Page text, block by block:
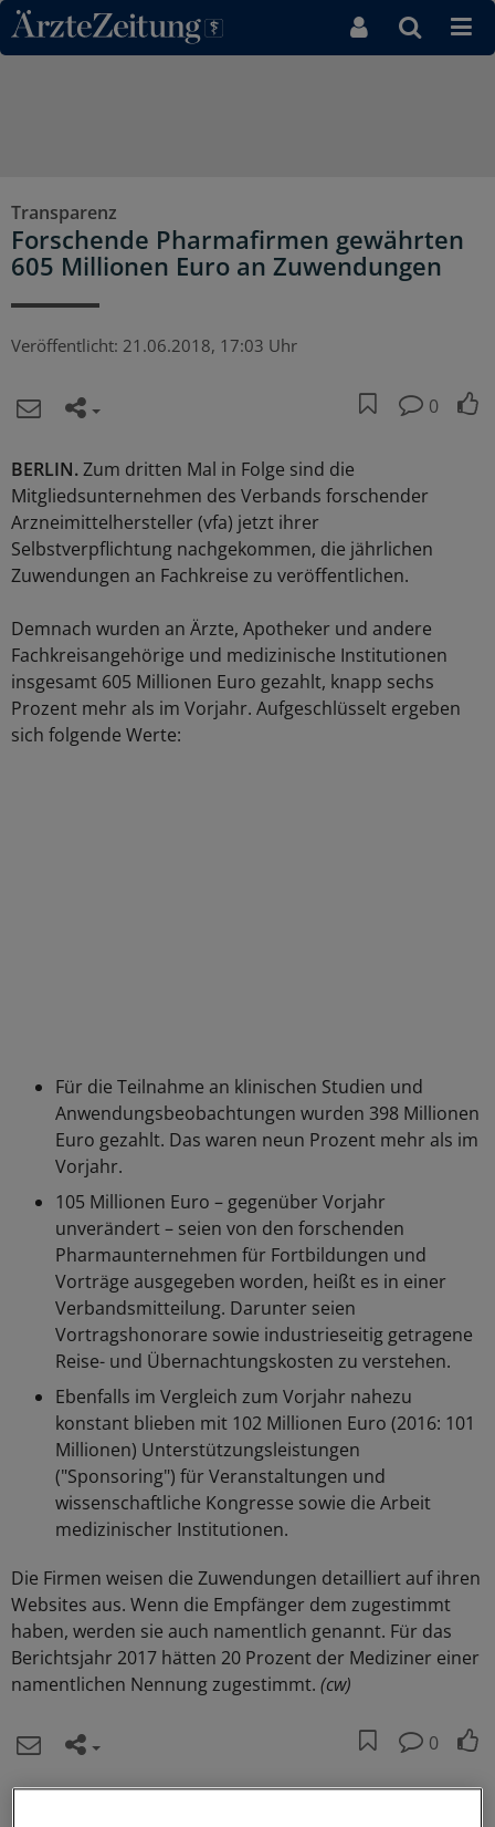
Direkt zum Inhaltsbereich
Transparenz
Forschende Pharmafirmen gewährten
605 Millionen Euro an Zuwendungen
Veröffentlicht: 21.06.2018, 17:03 Uhr
0
BERLIN.Zum dritten Mal in Folge sind die
Mitgliedsunternehmen des Verbands forschender
Arzneimittelhersteller (vfa) jetzt ihrer
Selbstverpflichtung nachgekommen, die jährlichen
Zuwendungen an Fachkreise zu veröffentlichen.
Demnach wurden an Ärzte, Apotheker und andere
Fachkreisangehörige und medizinische Institutionen
insgesamt 605 Millionen Euro gezahlt, knapp sechs
Prozent mehr als im Vorjahr. Aufgeschlüsselt ergeben
sich folgende Werte:
Für die Teilnahme an klinischen Studien und
Anwendungsbeobachtungen wurden 398 Millionen
Euro gezahlt. Das waren neun Prozent mehr als im
Vorjahr.
105 Millionen Euro – gegenüber Vorjahr
unverändert – seien von den forschenden
Pharmaunternehmen für Fortbildungen und
Vorträge ausgegeben worden, heißt es in einer
Verbandsmitteilung. Darunter seien
Vortragshonorare sowie industrieseitig getragene
Reise- und Übernachtungskosten zu verstehen.
Ebenfalls im Vergleich zum Vorjahr nahezu
konstant blieben mit 102 Millionen Euro (2016: 101
Millionen) Unterstützungsleistungen
("Sponsoring") für Veranstaltungen und
wissenschaftliche Kongresse sowie die Arbeit
medizinischer Institutionen.
Die Firmen weisen die Zuwendungen detailliert auf ihren
Websites aus. Wenn die Empfänger dem zugestimmt
haben, werden sie auch namentlich genannt. Für das
Berichtsjahr 2017 hätten 20 Prozent der Mediziner einer
namentlichen Nennung zugestimmt. (cw)
0